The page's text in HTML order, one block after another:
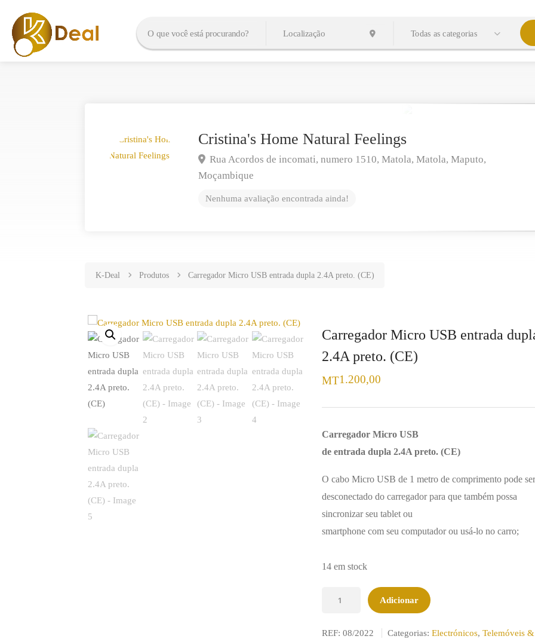
Todas as categorias
Cristina's Home Natural Feelings
Rua Acordos de incomati, numero 1510, Matola, Matola, Maputo,
Moçambique
Nenhuma avaliação encontrada ainda!
K-Deal Produtos Carregador Micro USB entrada dupla 2.4A preto. (CE)
Carregador Micro USB entrada
2.4A preto. (CE)
MT1.200,00
Carregador Micro USB
de entrada dupla 2.4A preto. (CE)
O cabo Micro USB de 1 metro de comprimento pode ser
desconectado do carregador para que também possa
sincronizar seu tablet ou
smartphone com seu computador ou usá-lo no carro;
14 em stock
Adicionar
REF: 08/2022 Categorias: Electrónicos, Telemóveis &